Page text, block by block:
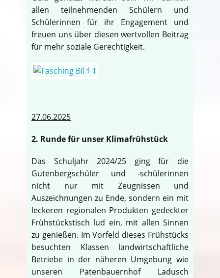
allen teilnehmenden Schülern und
Schülerinnen für ihr Engagement und
freuen uns über diesen wertvollen Beitrag
für mehr soziale Gerechtigkeit.
27.06.2025
2. Runde für unser Klimafrühstück
Das Schuljahr 2024/25 ging für die
Gutenbergschüler und -schülerinnen
nicht nur mit Zeugnissen und
Auszeichnungen zu Ende, sondern ein mit
leckeren regionalen Produkten gedeckter
Frühstückstisch lud ein, mit allen Sinnen
zu genießen. Im Vorfeld dieses Frühstücks
besuchten Klassen landwirtschaftliche
Betriebe in der näheren Umgebung wie
unseren Patenbauernhof Ladusch